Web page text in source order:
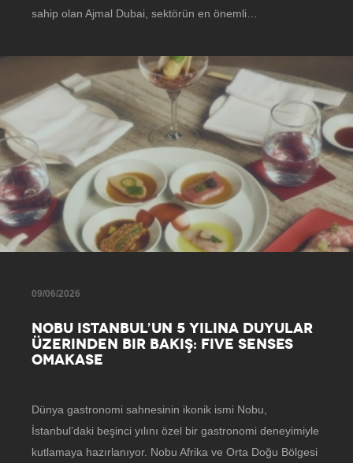
sahip olan Ajmal Dubai, sektörün en önemli…
09/06/2026
NOBU ISTANBUL’UN 5 YILINA DUYULAR
ÜZERINDEN BIR BAKIŞ: FIVE SENSES
OMAKASE
Dünya gastronomi sahnesinin ikonik ismi Nobu,
İstanbul’daki beşinci yılını özel bir gastronomi deneyimiyle
kutlamaya hazırlanıyor. Nobu Afrika ve Orta Doğu Bölgesi